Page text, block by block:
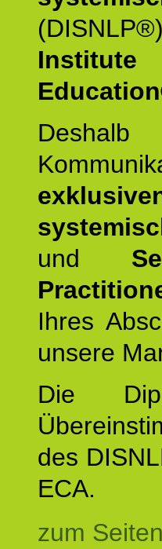
und
Ihres
unsere
Die
des
ECA.
zum